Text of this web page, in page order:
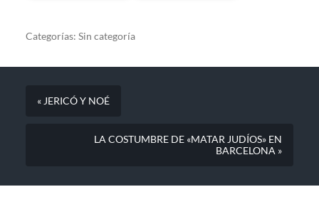
Categorías: Sin categoría
« JERICÓ Y NOÉ
LA COSTUMBRE DE «MATAR JUDÍOS» EN
BARCELONA »